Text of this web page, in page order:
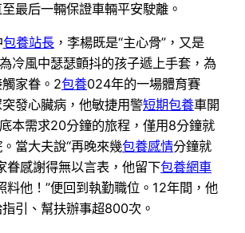
最后一輛保證車輛平安駛離。
包養站長，李楊既是“主心骨”，又是
冷風中瑟瑟顫抖的孩子遞上手套，為
家眷。2包養024年的一場體育賽
發心臟病，他敏捷用警短期包養車開
本需求20分鐘的旅程，僅用8分鐘就
當大夫說“再晚來幾包養感情分鐘就
眷感謝得無以言表，他留下包養網車
料他！”便回到執勤職位。12年間，他
引、幫扶辦事超800次。